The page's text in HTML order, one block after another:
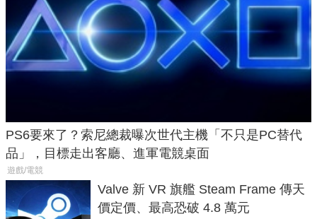
PS6要來了？索尼總裁曝次世代主機「不只是PC替代
品」，目標走出客廳、進軍電競桌面
遊戲/電競
Valve 新 VR 旗艦 Steam Frame 傳天
價定價、最高恐破 4.8 萬元